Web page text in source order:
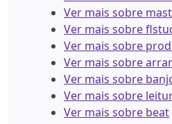
Ver mais sobre
Ver mais sobre
Ver mais sobre
Ver mais sobre
Ver mais sobre
Ver mais sobre
Ver mais sobre beat